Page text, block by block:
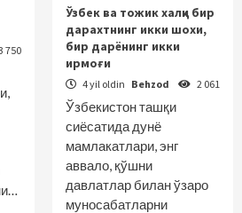
750
Ўзбек ва тожик халқи бир
дарахтнинг икки шохи,
бир дарёнинг икки
ирмоғи
4 yil oldin Behzod 2 061
Ўзбекистон ташқи
сиёсатида дунё
мамлакатлари, энг
аввало, қўшни
давлатлар билан ўзаро
муносабатларни